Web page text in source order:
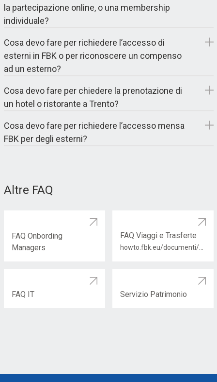
la partecipazione online, o una membership
individuale?
Cosa devo fare per richiedere l’accesso di
esterni in FBK o per riconoscere un compenso
ad un esterno?
Cosa devo fare per chiedere la prenotazione di
un hotel o ristorante a Trento?
Cosa devo fare per richiedere l’accesso mensa
FBK per degli esterni?
Altre FAQ
FAQ Onbording
Managers
FAQ Viaggi e Trasferte
howto.fbk.eu/documenti/faqs-viaggi-e-trasferte/
FAQ IT Servizio Patrimonio